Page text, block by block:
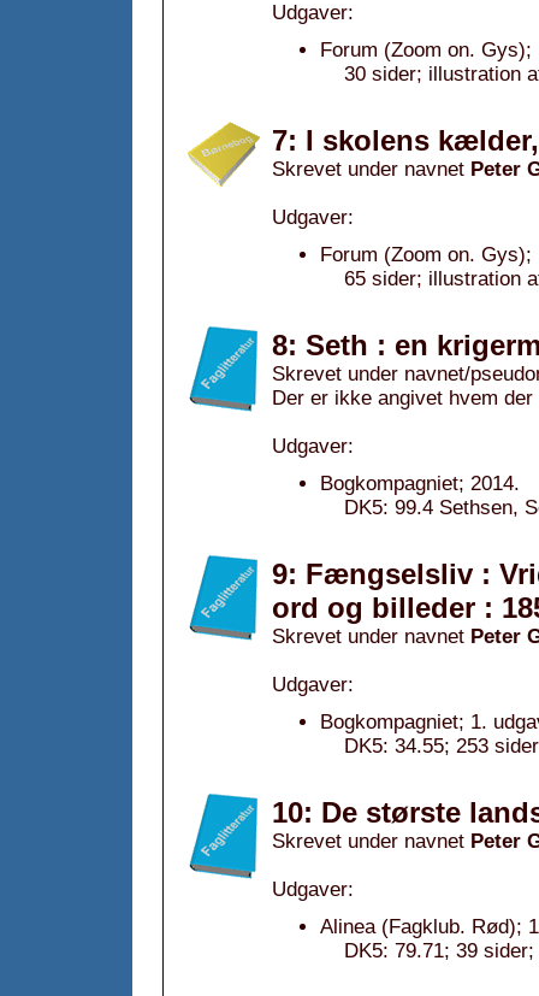
Udgaver:
Forum (Zoom on. Gys);
30 sider; illustration
7: I skolens
Skrevet under navnet Peter
Udgaver:
Forum (Zoom on. Gys);
65 sider; illustration
8: Seth : en
Skrevet under navnet/
Der er ikke angivet hvem
Udgaver:
Bogkompagniet; 2014.
DK5: 99.4 Sethsen,
9: Fængselsliv :
ord og billeder :
Skrevet under navnet Peter
Udgaver:
Bogkompagniet; 1.
DK5: 34.55; 253
10: De største
Skrevet under navnet Peter
Udgaver:
Alinea (Fagklub. Rød);
DK5: 79.71; 39 sider;